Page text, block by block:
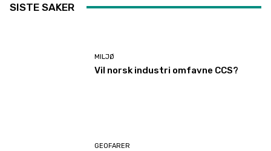
SISTE SAKER
MILJØ
Vil norsk industri omfavne CCS?
GEOFARER